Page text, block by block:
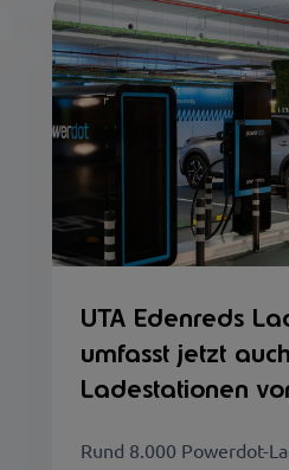
UTA Edenreds
umfasst jetzt auch
Ladestationen
Rund 8.000 Powerdot-